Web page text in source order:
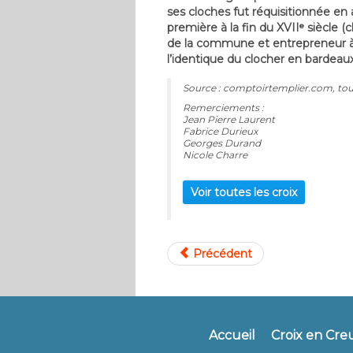
ses cloches fut réquisitionnée en
première à la fin du XVIIᵉ siècle
de la commune et entrepreneur
l’identique du clocher en
Source : comptoirtemplier.com,
Remerciements :
Jean Pierre Laurent
Fabrice Durieux
Georges Durand
Nicole Charre
Voir toutes les croix
Précédent
Accueil Croix en